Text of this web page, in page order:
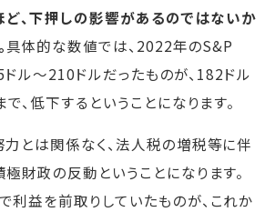
ど、下押しの影響があるのではないか
具体的な数値では、2022年のS&P
ドル～210ドルだったものが、182ドル
、低下するということになります。
力とは関係なく、法人税の増税等に伴
極財政の反動ということになります。
利益を前取りしていたものが、これか